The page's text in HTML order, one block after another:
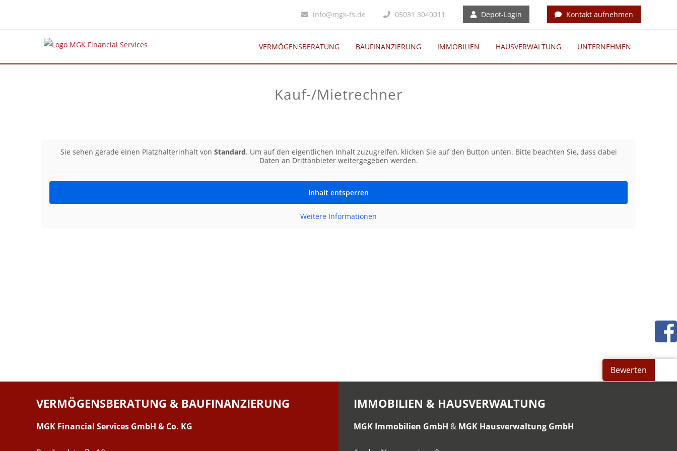
Bewerten
info@mgk-fs.de 05031 3040011 Depot-Login Kontakt aufnehmen
VERMÖGENSBERATUNG BAUFINANZIERUNG IMMOBILIEN HAUSVERWALTUNG UNTERNEHMEN
Kauf-/Mietrechner
Sie sehen gerade einen Platzhalterinhalt von Standard. Um auf den eigentlichen Inhalt zuzugreifen, klicken Sie auf den Button unten. Bitte beachten Sie, dass dabei
Daten an Drittanbieter weitergegeben werden.
Inhalt entsperren
Weitere Informationen
VERMÖGENSBERATUNG & BAUFINANZIERUNG
MGK Financial Services GmbH & Co. KG
IMMOBILIEN & HAUSVERWALTUNG
MGK Immobilien GmbH & MGK Hausverwaltung GmbH